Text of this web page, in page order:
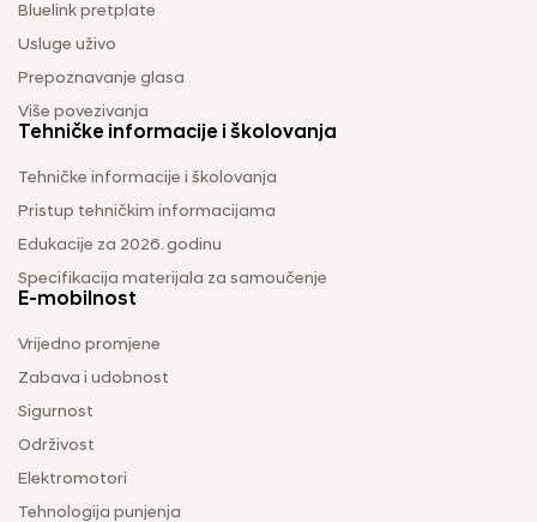
Bluelink pretplate
Usluge uživo
Prepoznavanje glasa
Više povezivanja
Tehničke informacije i školovanja
Tehničke informacije i školovanja
Pristup tehničkim informacijama
Edukacije za 2026. godinu
Specifikacija materijala za samoučenje
E-mobilnost
Vrijedno promjene
Zabava i udobnost
Sigurnost
Održivost
Elektromotori
Tehnologija punjenja